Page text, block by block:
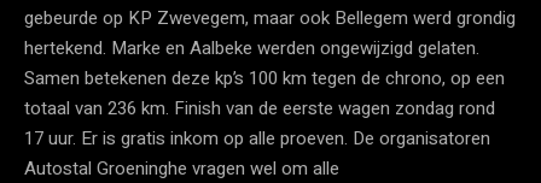
gebeurde op KP Zwevegem, maar ook Bellegem werd grondig
hertekend. Marke en Aalbeke werden ongewijzigd gelaten.
Samen betekenen deze kp’s 100 km tegen de chrono, op een
totaal van 236 km. Finish van de eerste wagen zondag rond
17 uur. Er is gratis inkom op alle proeven. De organisatoren
Autostal Groeninghe vragen wel om alle